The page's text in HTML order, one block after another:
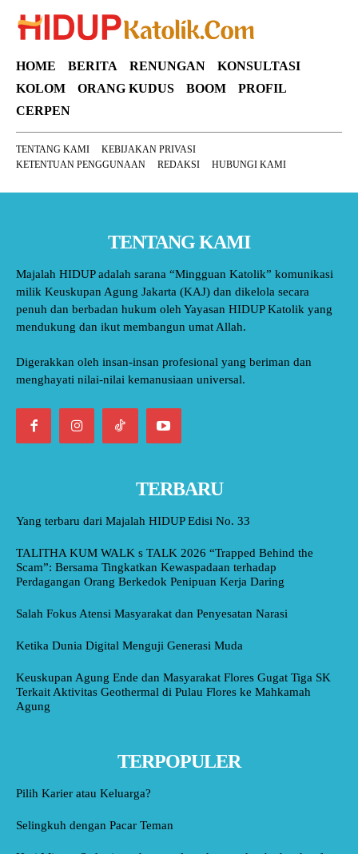
HOME BERITA RENUNGAN
KONSULTASI
KOLOM
ORANG KUDUS BOOM
PROFIL
CERPEN
TENTANG KAMI
KEBIJAKAN PRIVASI
KETENTUAN PENGGUNAAN
REDAKSI HUBUNGI KAMI
TENTANG KAMI
Majalah HIDUP adalah sarana “Mingguan Katolik” komunikasi
milik Keuskupan Agung Jakarta (KAJ) dan dikelola secara
penuh dan berbadan hukum oleh Yayasan HIDUP Katolik yang
mendukung dan ikut membangun umat Allah.
Digerakkan oleh insan-insan profesional yang beriman dan
menghayati nilai-nilai kemanusiaan universal.
TERBARU
Yang terbaru dari Majalah HIDUP Edisi No. 33
TALITHA KUM WALK s TALK 2026 “Trapped Behind the
Scam”: Bersama Tingkatkan Kewaspadaan terhadap
Perdagangan Orang Berkedok Penipuan Kerja Daring
Salah Fokus Atensi Masyarakat dan Penyesatan Narasi
Ketika Dunia Digital Menguji Generasi Muda
Keuskupan Agung Ende dan Masyarakat Flores Gugat Tiga SK
Terkait Aktivitas Geothermal di Pulau Flores ke Mahkamah
Agung
TERPOPULER
Pilih Karier atau Keluarga?
Selingkuh dengan Pacar Teman